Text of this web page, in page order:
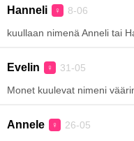
Hanneli ♀ 8-06
kuullaan nimenä Anneli tai
Evelin ♀ 31-05
Monet kuulevat nimeni
Annele ♀ 26-05